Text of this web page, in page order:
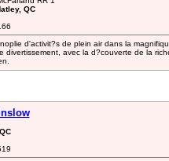
QC
d'activit?s de plein air dans la
divertissement, avec la d?couverte de la